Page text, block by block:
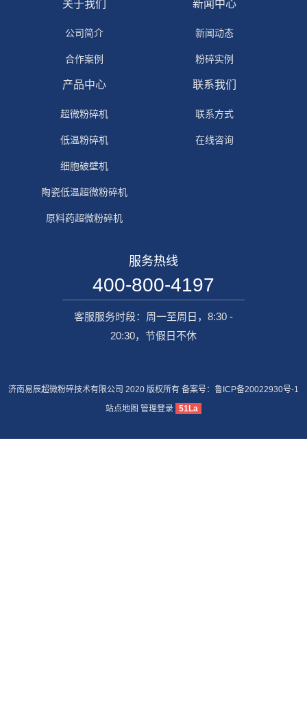
关于我们
公司简介
合作案例
新闻中心
新闻动态
粉碎实例
产品中心
超微粉碎机
低温粉碎机
细胞破壁机
陶瓷低温超微粉碎机
原料药超微粉碎机
联系我们
联系方式
在线咨询
服务热线
400-800-4197
客服服务时段：周一至周日，8:30 -
20:30，节假日不休
济南易辰超微粉碎技术有限公司 2020 版权所有 备案号： 鲁ICP备20022930号-1
站点地图 管理登录 51La